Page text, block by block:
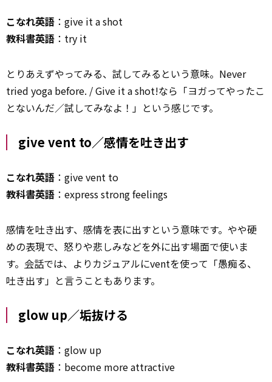
こなれ英語 ：give it a shot
教科書英語 ：try it
とりあえずやってみる、試してみるという意味。Never
tried yoga before. / Give it a shot!なら「ヨガってやったこ
とないんだ／試してみなよ！」という感じです。
give vent to／感情を吐き出す
こなれ英語 ：give vent to
教科書英語 ：express strong feelings
感情を吐き出す、感情を表に出すという意味です。やや硬
めの表現で、怒りや悲しみなどを外に出す場面で使いま
す。 会話では、よりカジュアルにventを使って「愚痴る、
吐き出す」と言うこともあります。
glow up／垢抜ける
こなれ英語 ：glow up
教科書英語 ：become more attractive